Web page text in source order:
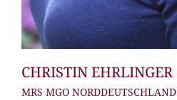
CHRISTIN EHRLINGER
MRS MGO NORDDEUTSCHLAND